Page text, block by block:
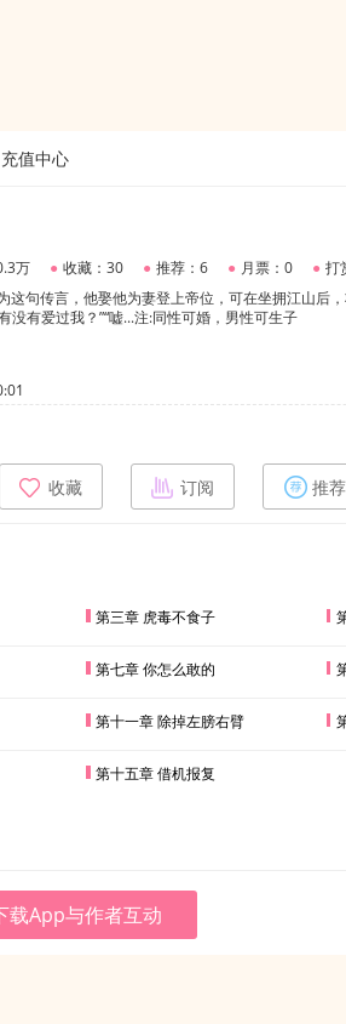
充值中心
万 ● 收藏：30 ● 推荐：6 ● 月票：0 ● 打
这句传言，他娶他为妻登上帝位，可在坐拥江山后
没有爱过我？”“嘘...注:同性可婚，男性可生子
收藏 订阅 推荐
第三章 虎毒不食子
第七章 你怎么敢的
第十一章 除掉左膀右臂
第十五章 借机报复
载App与作者互动